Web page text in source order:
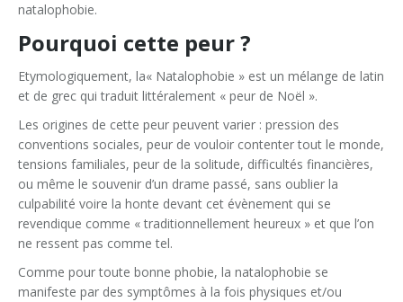
natalophobie.
Pourquoi cette peur ?
Etymologiquement, la« Natalophobie » est un mélange de latin
et de grec qui traduit littéralement « peur de Noël ».
Les origines de cette peur peuvent varier : pression des
conventions sociales, peur de vouloir contenter tout le monde,
tensions familiales, peur de la solitude, difficultés financières,
ou même le souvenir d’un drame passé, sans oublier la
culpabilité voire la honte devant cet évènement qui se
revendique comme « traditionnellement heureux » et que l’on
ne ressent pas comme tel.
Comme pour toute bonne phobie, la natalophobie se
manifeste par des symptômes à la fois physiques et/ou